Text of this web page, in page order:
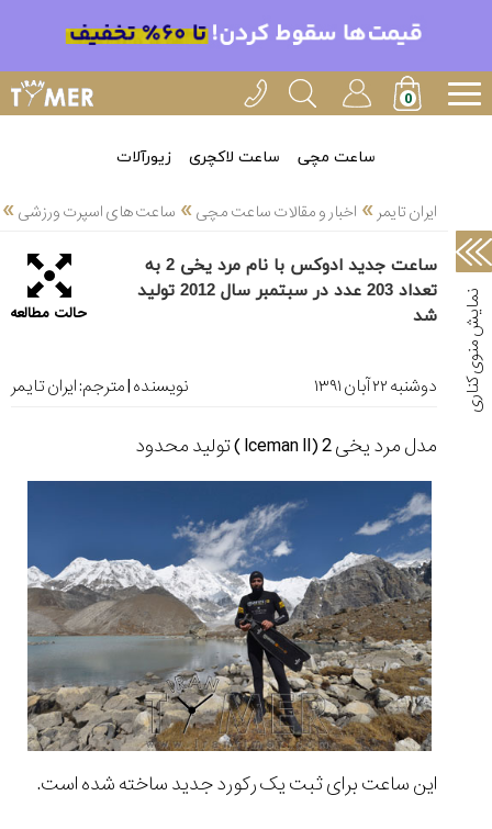
ساعت مچی ساعت لاکچری زیورآلات
ایران تایمر » اخبار و مقالات ساعت مچی» ساعت های اسپرت ورزشی»
ساعت جدید ادوکس با نام مرد یخی 2 به
تعداد 203 عدد در سبتمبر سال 2012 تولید
شد
حالت مطالعه
دوشنبه ۲۲ آبان ۱۳۹۱ نویسنده | مترجم:ایران تایمر
مدل مرد یخی 2 ( Iceman II) تولید محدود
این ساعت برای ثبت یک رکورد جدید ساخته شده است.
خدمات
ایران
تایمر(11)
سرزمین
ساعت،
سوئیس(136)
آموزش
دانستی
های